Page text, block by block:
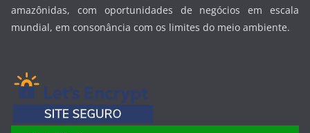
amazônidas, com oportunidades de negócios em escala
mundial, em consonância com os limites do meio ambiente.